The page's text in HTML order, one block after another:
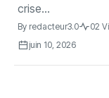
crise...
By redacteur3.0
02
juin 10, 2026